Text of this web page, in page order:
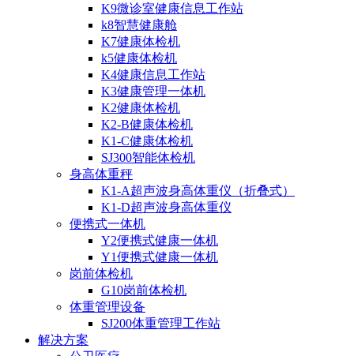
K9微诊室健康信息工作站
k8智慧健康舱
K7健康体检机
k5健康体检机
K4健康信息工作站
K3健康管理一体机
K2健康体检机
K2-B健康体检机
K1-C健康体检机
SJ300智能体检机
身高体重秤
K1-A超声波身高体重仪（折叠式）
K1-D超声波身高体重仪
便携式一体机
Y2便携式健康一体机
Y1便携式健康一体机
岗前体检机
G10岗前体检机
体重管理设备
SJ200体重管理工作站
解决方案